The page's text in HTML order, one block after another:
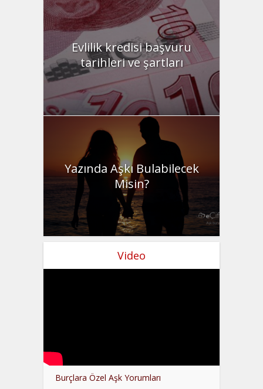
Evlilik kredisi başvuru
tarihleri ve şartları
Yazında Aşkı Bulabilecek
Misin?
Video
Burçlara Özel Aşk Yorumları